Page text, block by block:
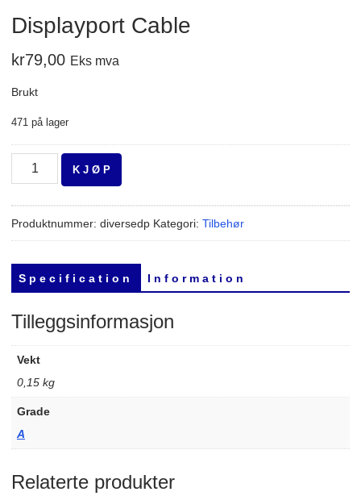
Displayport Cable
kr79,00 Eks mva
Brukt
471 på lager
Displayport
K J Ø P
Produktnummer: diversedp Kategori: Tilbehør
S p e c i f i c a t i o n I n f o r m a t i o n
Tilleggsinformasjon
Vekt
0,15 kg
Grade
A
Relaterte produkter